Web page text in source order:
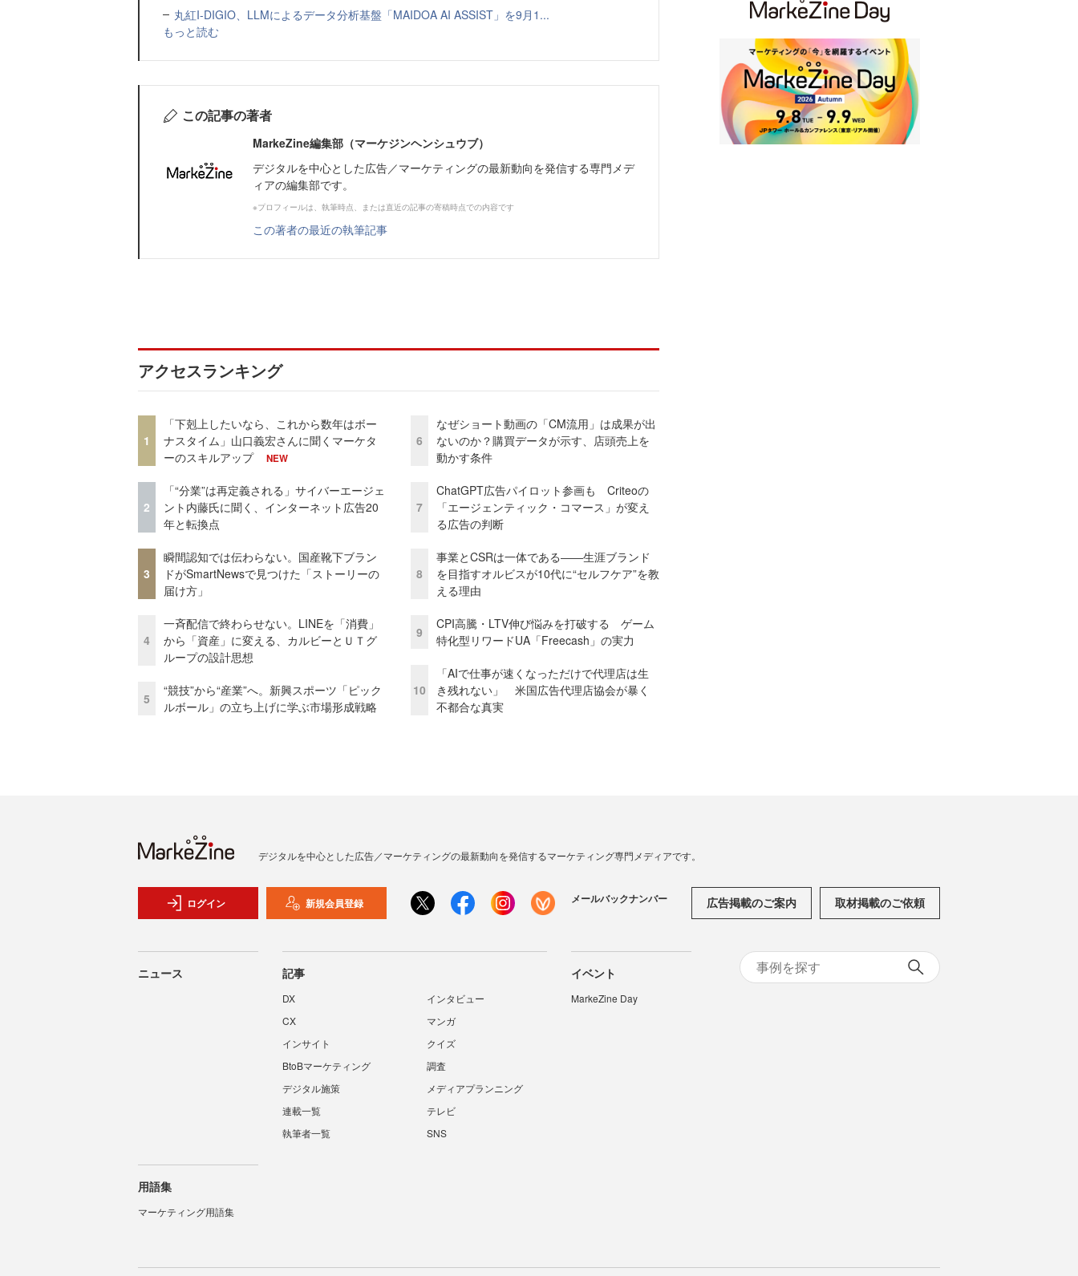
丸紅I-DIGIO、LLMによるデータ分析基盤「MAIDOA AI ASSIST」を9月1...
もっと読む
この記事の著者
MarkeZine編集部（マーケジンヘンシュウブ）
デジタルを中心とした広告／マーケティングの最新動向を発信する専門メデ
ィアの編集部です。
※プロフィールは、執筆時点、または直近の記事の寄稿時点での内容です
この著者の最近の執筆記事
アクセスランキング
1
「下剋上したいなら、これから数年はボー
ナスタイム」山口義宏さんに聞くマーケタ
ーのスキルアップ
NEW
2
「“分業”は再定義される」サイバーエージェ
ント内藤氏に聞く、インターネット広告20
年と転換点
3
瞬間認知では伝わらない。国産靴下ブラン
ドがSmartNewsで見つけた「ストーリーの
届け方」
4
一斉配信で終わらせない。LINEを「消費」
から「資産」に変える、カルビーとＵＴグ
ループの設計思想
5
“競技”から“産業”へ。新興スポーツ「ピック
ルボール」の立ち上げに学ぶ市場形成戦略
6
なぜショート動画の「CM流用」は成果が出
ないのか？購買データが示す、店頭売上を
動かす条件
7
ChatGPT広告パイロット参画も Criteoの
「エージェンティック・コマース」が変え
る広告の判断
8
事業とCSRは一体である――生涯ブランド
を目指すオルビスが10代に“セルフケア”を教
える理由
9
CPI高騰・LTV伸び悩みを打破する ゲーム
特化型リワードUA「Freecash」の実力
10
「AIで仕事が速くなっただけで代理店は生
き残れない」 米国広告代理店協会が暴く
不都合な真実
デジタルを中心とした広告／マーケティングの最新動向を発信するマーケティング専門メディアです。
ログイン 新規会員登録 メールバックナンバー 広告掲載のご案内 取材掲載のご依頼
ニュース 記事
DX
インタビュー
CX
マンガ
インサイト
クイズ
BtoBマーケティング
調査
デジタル施策
メディアプランニング
連載一覧
テレビ
執筆者一覧
SNS
イベント
MarkeZine Day
用語集
マーケティング用語集